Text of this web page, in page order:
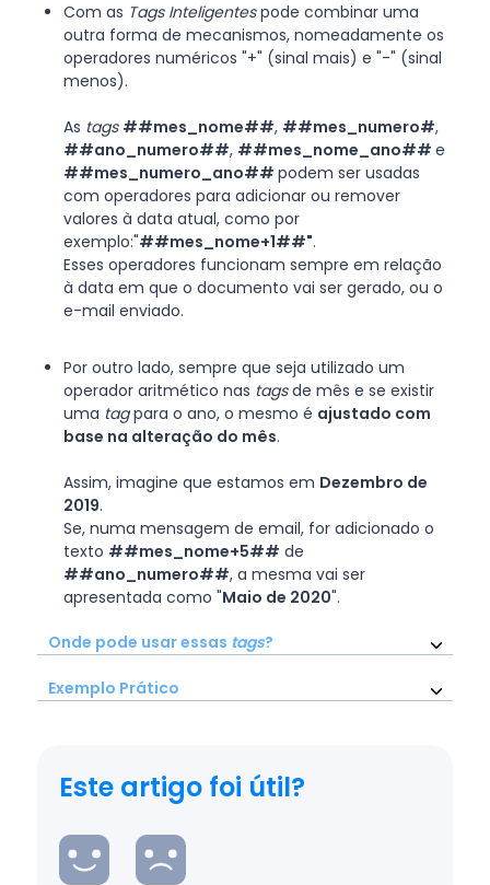
Com as Tags Inteligentespode combinar uma
outra forma de mecanismos, nomeadamente os
operadores numéricos "+" (sinal mais) e "-" (sinal
menos).
As tags ##mes_nome##, ##mes_numero#,
##ano_numero##, ##mes_nome_ano## e
##mes_numero_ano## podem ser usadas
com operadores para adicionar ou remover
valores à data atual, como por
exemplo:"##mes_nome+1##".
Esses operadores funcionam sempre em relação
à data em que o documento vai ser gerado, ou o
e-mail enviado.
Por outro lado, sempre que seja utilizado um
operador aritmético nas tagsde mês e se existir
uma tagpara o ano, o mesmo é ajustado com
base na alteração do mês.
Assim, imagine que estamos em Dezembro de
2019.
Se, numa mensagem de email, for adicionado o
texto ##mes_nome+5## de
##ano_numero##, a mesma vai ser
apresentada como "Maio de 2020".
Onde pode usar essas tags?
Exemplo Prático
Este artigo foi útil?